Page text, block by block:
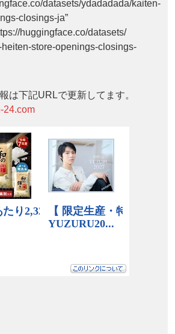
datasets/ydadadada/kaiten-
closings-ja”
huggingface.co/datasets/
store-openings-closings-
は下記URLで更新してます。
24.com